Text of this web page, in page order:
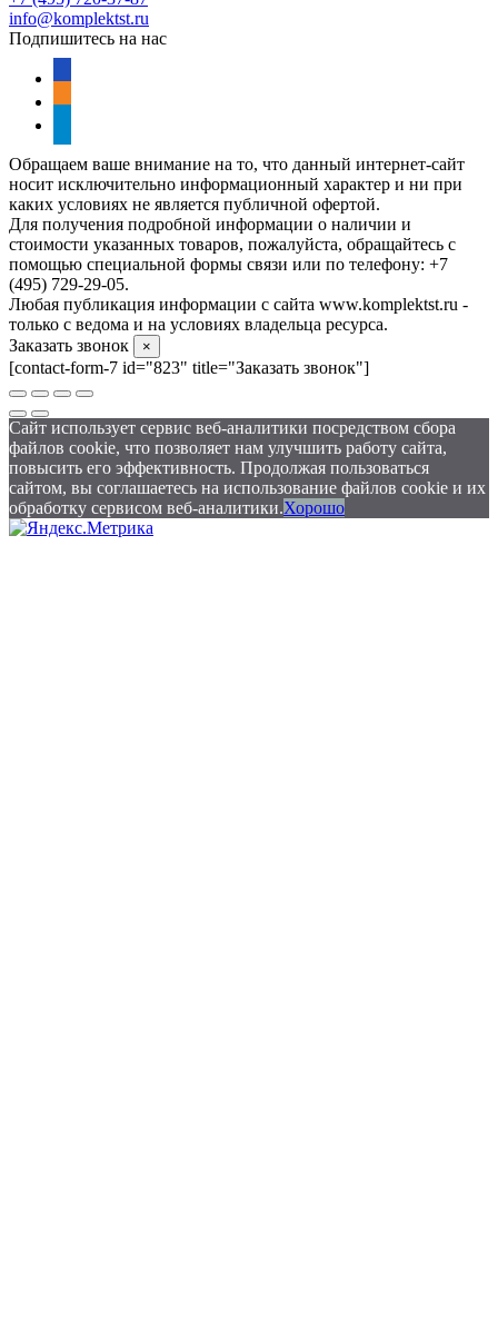
info@komplektst.ru
Подпишитесь на нас
Обращаем ваше внимание на то, что данный интернет-сайт
носит исключительно информационный характер и ни при
каких условиях не является публичной офертой.
Для получения подробной информации о наличии и
стоимости указанных товаров, пожалуйста, обращайтесь с
помощью специальной формы связи или по телефону: +7
(495) 729-29-05.
Любая публикация информации с сайта www.komplektst.ru -
только с ведома и на условиях владельца ресурса.
Заказать звонок
×
[contact-form-7 id="823" title="Заказать звонок"]
Сайт использует сервис веб-аналитики посредством сбора
файлов cookie, что позволяет нам улучшить работу сайта,
повысить его эффективность. Продолжая пользоваться
сайтом, вы соглашаетесь на использование файлов cookie и их
обработку сервисом веб-аналитики.Хорошо